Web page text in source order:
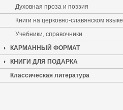
Духовная проза и поэзия
Книги на церковно-славянском языке
Учебники, справочники
КАРМАННЫЙ ФОРМАТ
КНИГИ ДЛЯ ПОДАРКА
Классическая литература